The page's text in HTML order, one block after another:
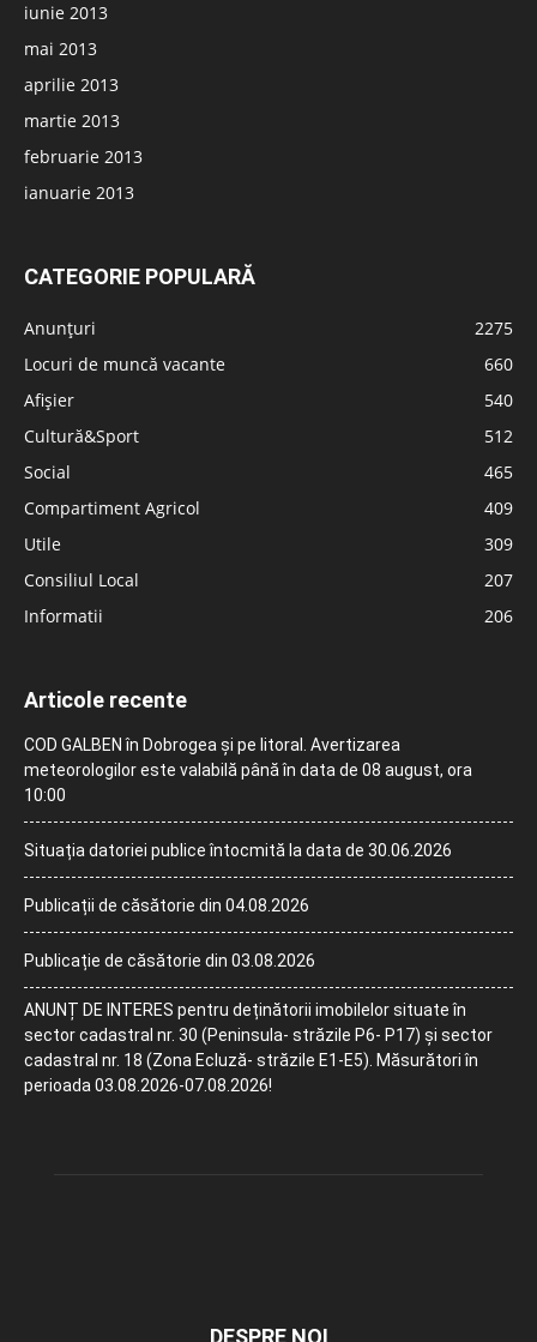
iunie 2013
mai 2013
aprilie 2013
martie 2013
februarie 2013
ianuarie 2013
CATEGORIE POPULARĂ
Anunțuri
2275
Locuri de muncă vacante
660
Afișier
540
Cultură&Sport
512
Social
465
Compartiment Agricol
409
Utile
309
Consiliul Local
207
Informatii
206
Articole recente
COD GALBEN în Dobrogea și pe litoral. Avertizarea
meteorologilor este valabilă până în data de 08 august, ora
10:00
Situația datoriei publice întocmită la data de 30.06.2026
Publicații de căsătorie din 04.08.2026
Publicație de căsătorie din 03.08.2026
ANUNȚ DE INTERES pentru deținătorii imobilelor situate în
sector cadastral nr. 30 (Peninsula- străzile P6- P17) și sector
cadastral nr. 18 (Zona Ecluză- străzile E1-E5). Măsurători în
perioada 03.08.2026-07.08.2026!
DESPRE NOI